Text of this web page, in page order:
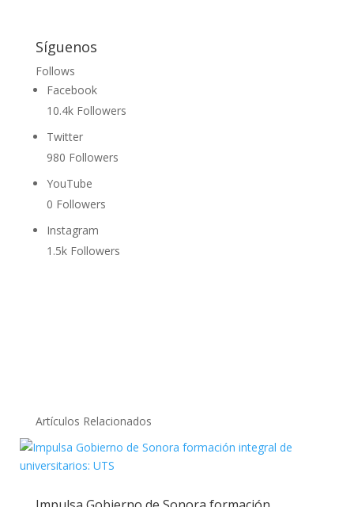
Síguenos
Follows
Facebook
10.4k Followers
Twitter
980 Followers
YouTube
0 Followers
Instagram
1.5k Followers
Artículos Relacionados